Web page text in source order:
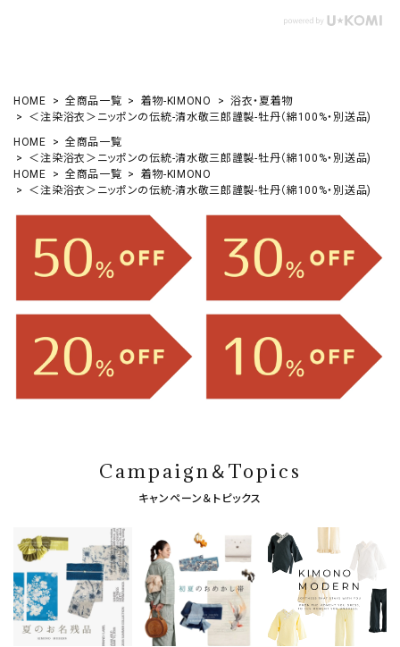
HOME 全商品一覧 着物-KIMONO
浴衣・夏着物
＜注染浴衣＞ニッポンの伝統-清水敬三郎謹製-牡丹（綿100%・別送品)
HOME
全商品一覧
＜注染浴衣＞ニッポンの伝統-清水敬三郎謹製-牡丹（綿100%・別送品)
HOME
全商品一覧
着物-KIMONO
＜注染浴衣＞ニッポンの伝統-清水敬三郎謹製-牡丹（綿100%・別送品)
Campaign＆Topics
キャンペーン＆トピックス